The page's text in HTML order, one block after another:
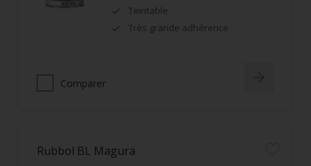
Teintable
Très grande adhérence
Comparer
Rubbol BL Magura